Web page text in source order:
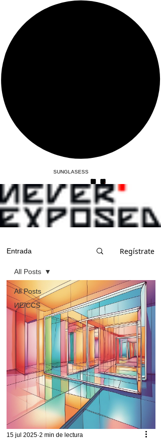
SUNGLASESS
Entrada Regístrate
All Posts
ИЕ/CCS
All Posts
15 jul 2025 2 min de lectura